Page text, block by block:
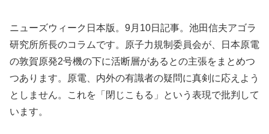
ニューズウィーク日本版。9月10日記事。池田信夫アゴラ
研究所所長のコラムです。原子力規制委員会が、日本原電
の敦賀原発2号機の下に活断層があるとの主張をまとめつ
つあります。原電、内外の有識者の疑問に真剣に応えよう
としません。これを「閉じこもる」という表現で批判して
います。